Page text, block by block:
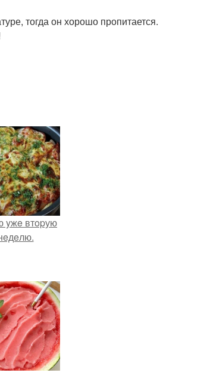
тогда он хорошо пропитается.
yжe втopую